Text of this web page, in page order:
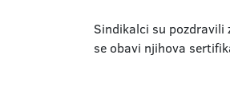
Sindikalci su
se obavi njihova